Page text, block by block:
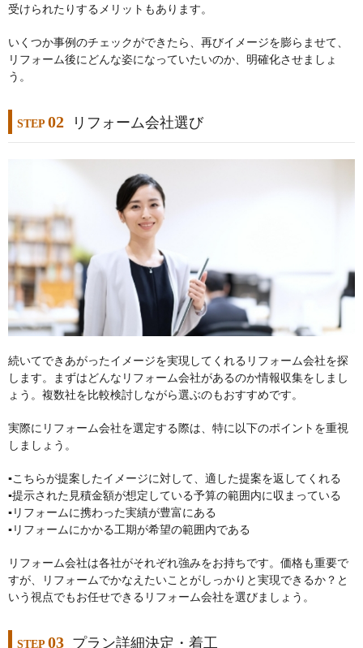
受けられたりするメリットもあります。
いくつか事例のチェックができたら、再びイメージを膨らませて、
リフォーム後にどんな姿になっていたいのか、明確化させましょ
う。
STEP 02 リフォーム会社選び
続いてできあがったイメージを実現してくれるリフォーム会社を探
します。まずはどんなリフォーム会社があるのか情報収集をしまし
ょう。複数社を比較検討しながら選ぶのもおすすめです。
実際にリフォーム会社を選定する際は、特に以下のポイントを重視
しましょう。
▪︎こちらが提案したイメージに対して、適した提案を返してくれる
▪︎提示された見積金額が想定している予算の範囲内に収まっている
▪︎リフォームに携わった実績が豊富にある
▪︎リフォームにかかる工期が希望の範囲内である
リフォーム会社は各社がそれぞれ強みをお持ちです。価格も重要で
すが、リフォームでかなえたいことがしっかりと実現できるか？と
いう視点でもお任せできるリフォーム会社を選びましょう。
STEP 03 プラン詳細決定・着工